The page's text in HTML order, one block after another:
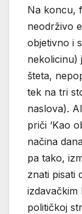
Na koncu,
neodrživo
objetivno i
nekolicinu)
šteta,
tek na tri
naslova).
priči ‘Kao
načina
pa tako,
znati pisati
izdavačkim
političkoj